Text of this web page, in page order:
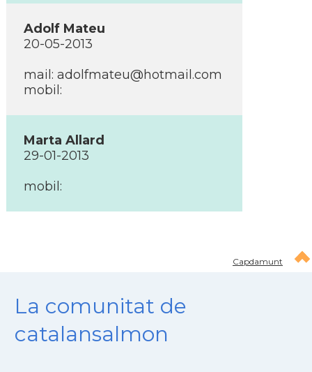
Adolf Mateu
20-05-2013
mail: adolfmateu@hotmail.com
mobil:
Marta Allard
29-01-2013
mobil:
Capdamunt
La comunitat de
catalansalmon